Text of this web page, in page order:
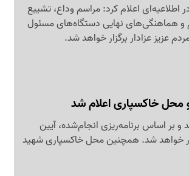
اعلام کرد: مراسم وداع، تشییع
و هماهنگی‌های نهایی دستگاه‌های مسئول
عزیز عزادار برگزار خواهد شد.
محل خاکسپاری اعلام شد
بر اساس برنامه‌ریزی انجام‌شده، آیین
خواهد شد. همچنین محل خاکسپاری شهید